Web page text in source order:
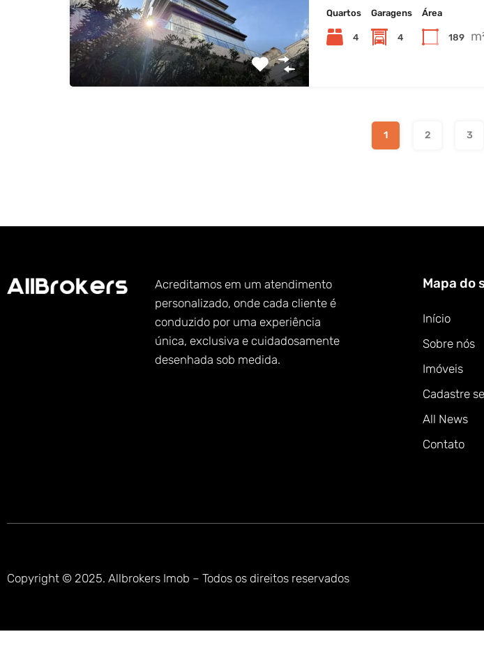
Quartos
4
Garagens
4
Área
189
1 2 3
Acreditamos em um atendimento
personalizado, onde cada cliente é
conduzido por uma experiência
única, exclusiva e cuidadosamente
desenhada sob medida.
Mapa do
Início
Sobre nós
Imóveis
Cadastre
All News
Contato
Copyright © 2025. Allbrokers Imob – Todos os direitos reservados